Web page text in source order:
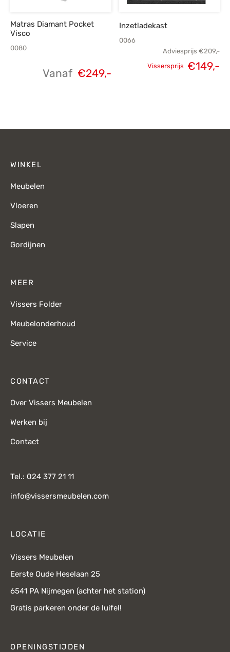
Matras Diamant Pocket
Visco
0080
Vanaf €249,-
Inzetladekast
0066
Adviesprijs €209,-
Vissersprijs €149,-
WINKEL
Meubelen
Vloeren
Slapen
Gordijnen
MEER
Vissers Folder
Meubelonderhoud
Service
CONTACT
Over Vissers Meubelen
Werken bij
Contact
Tel.: 024 377 21 11
info@vissersmeubelen.com
LOCATIE
Vissers Meubelen
Eerste Oude Heselaan 25
6541 PA Nijmegen (achter het station)
Gratis parkeren onder de luifel!
OPENINGSTIJDEN